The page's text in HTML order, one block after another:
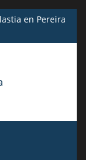
en Pereira